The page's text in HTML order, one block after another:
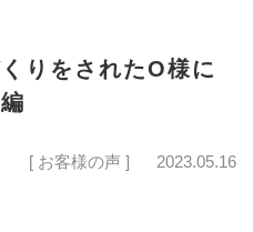
りをされたO様に
[ お客様の声 ] 2023.05.16